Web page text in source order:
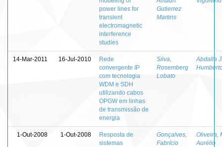
power lines for
transient
electromagnetic
interference
studies
Gutierrez
Martins
14-Mar-2011 16-Jul-2010
Rede
convergente IP
com tecnologia
WDM e SDH
utilizando cabos
OPGW em linhas
de transmissão de
energia
Silva,
Rosemberg
Lobato
Abdalla
1-Out-2008 1-Out-2008
Resposta de
sistemas
Gonçalves,
Fabrício
Oliveira,
Aurélio